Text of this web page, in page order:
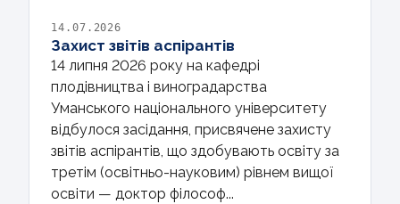
14.07.2026
Захист звітів аспірантів
14 липня 2026 року на кафедрі
плодівництва і виноградарства
Уманського національного університету
відбулося засідання, присвячене захисту
звітів аспірантів, що здобувають освіту за
третім (освітньо-науковим) рівнем вищої
освіти — доктор філософ...